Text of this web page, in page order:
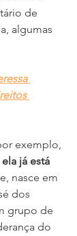
de
algumas
exemplo,
ela já está
nasce em
dos
grupo de
do